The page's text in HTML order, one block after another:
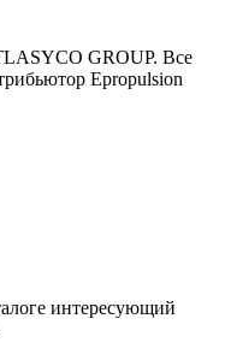
GROUP. Все
Epropulsion
интересующий